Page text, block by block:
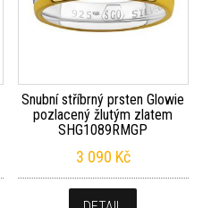
Snubní stříbrný prsten Glowie
pozlacený žlutým zlatem
SHG1089RMGP
3 090 Kč